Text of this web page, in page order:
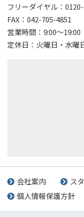
フリーダイヤル：
FAX：042-705-4851
営業時間：9:00～19:00
定休日：火曜日・水曜
会社案内
ス
個人情報保護方針